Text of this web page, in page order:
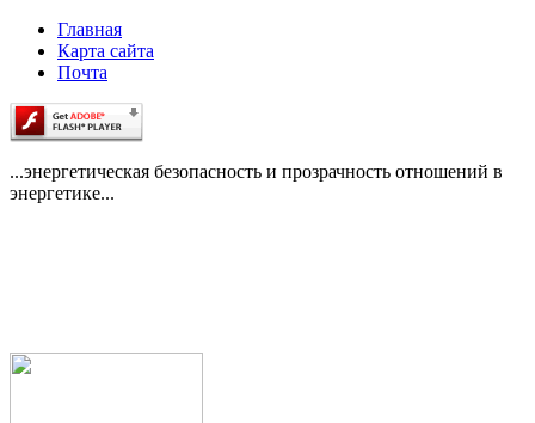
Главная
Карта сайта
Почта
...энергетическая безопасность и прозрачность отношений в
энергетике...